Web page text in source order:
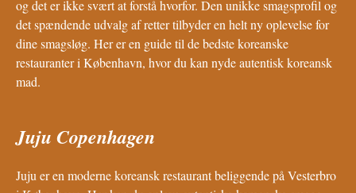
og det er ikke svært at forstå hvorfor. Den unikke smagsprofil og
det spændende udvalg af retter tilbyder en helt ny oplevelse for
dine smagsløg. Her er en guide til de bedste koreanske
restauranter i København, hvor du kan nyde autentisk koreansk
mad.
Juju Copenhagen
Juju er en moderne koreansk restaurant beliggende på Vesterbro